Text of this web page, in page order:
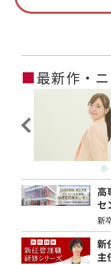
■最新作・
高
セ
新
新
主